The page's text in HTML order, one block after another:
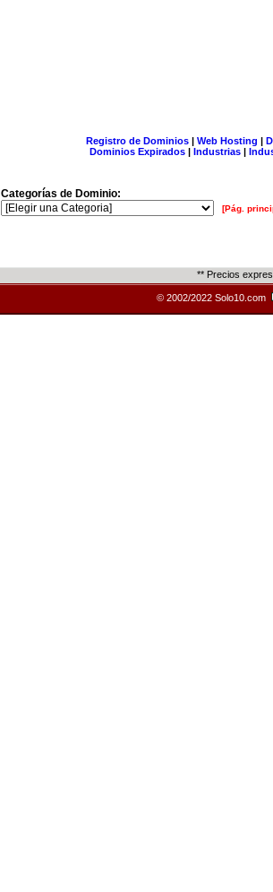
Registro de Dominios| Web Hosting |
Dominios Expirados | Industrias |
Categorías de Dominio:
[Pág.
** Precios
© 2002/2022 Solo10.com